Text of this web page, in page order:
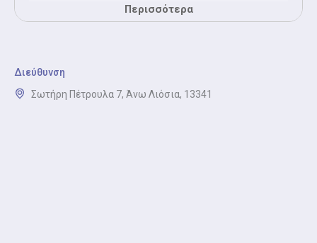
Διεύθυνση
Σωτήρη Πέτρουλα 7, Άνω Λιόσια, 13341
κινδύνου για καρδιαγγειακά νοσήματα.
εκτίμηση, λήψη ιστορικού και συζήτηση
συμπτωμάτων.
Περισσότερα